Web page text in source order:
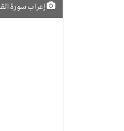
إعراب سورة